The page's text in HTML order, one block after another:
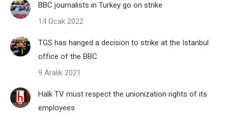
BBC journalists in Turkey go on strike
14 Ocak 2022
TGS has hanged a decision to strike at the Istanbul
office of the BBC
9 Aralık 2021
Halk TV must respect the unionization rights of its
employees